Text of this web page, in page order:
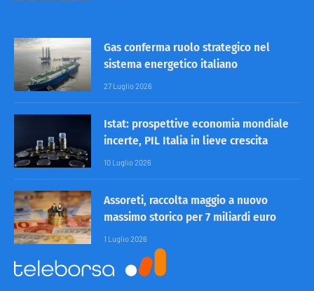
Gas conferma ruolo strategico nel
sistema energetico italiano
27 Luglio 2026
Istat: prospettive economia mondiale
incerte, PIL Italia in lieve crescita
10 Luglio 2026
Assoreti, raccolta maggio a nuovo
massimo storico per 7 miliardi euro
1 Luglio 2026